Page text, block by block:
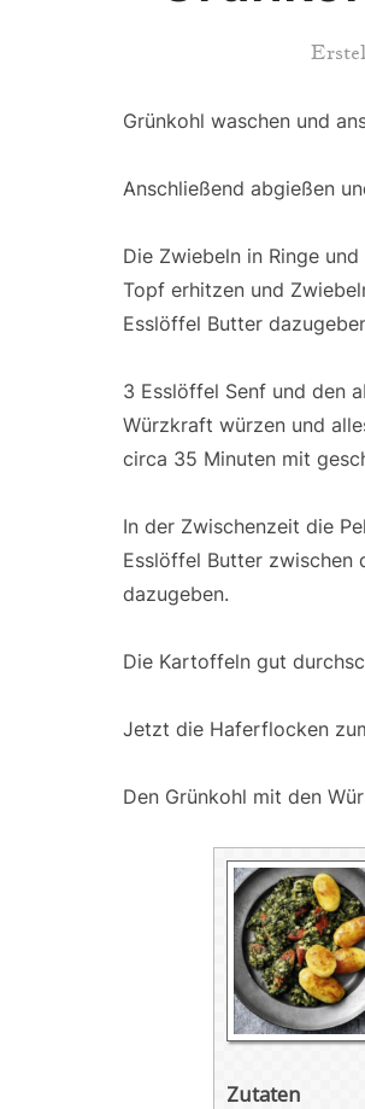
Grünkohl waschen und
Anschließend abgießen
Die Zwiebeln in Ringe
Topf erhitzen und
Esslöffel Butter
3 Esslöffel Senf und den
Würzkraft würzen und
circa 35 Minuten mit
In der Zwischenzeit die
Esslöffel Butter zwischen
dazugeben.
Die Kartoffeln gut
Jetzt die Haferflocken
Den Grünkohl mit den
Zutaten